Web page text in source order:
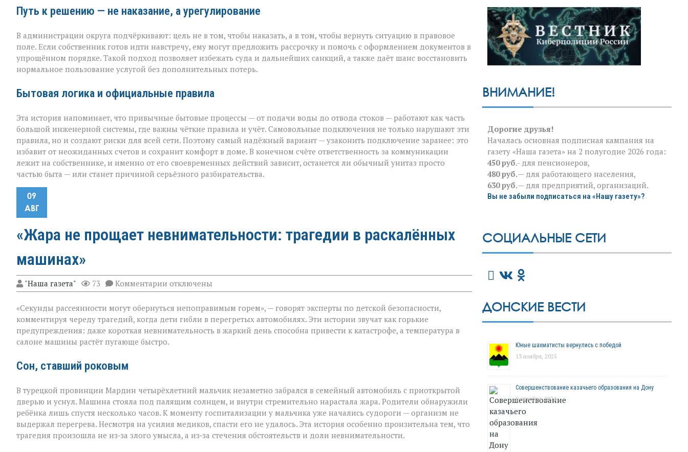
Путь к решению — не наказание, а урегулирование
В администрации округа подчёркивают: цель не в том, чтобы наказать, а в том, чтобы вернуть ситуацию в правовое
поле. Если собственник готов идти навстречу, ему могут предложить рассрочку и помочь с оформлением документов в
упрощённом порядке. Такой подход позволяет избежать суда и дальнейших санкций, а также даёт шанс восстановить
нормальное пользование услугой без дополнительных потерь.
Бытовая логика и официальные правила
Эта история напоминает, что привычные бытовые процессы — от подачи воды до отвода стоков — работают как часть
большой инженерной системы, где важны чёткие правила и учёт. Самовольные подключения не только нарушают эти
правила, но и создают риски для всей сети. Поэтому самый надёжный вариант — узаконить подключение заранее: это
избавит от неожиданных счетов и сохранит комфорт в доме. В конечном счёте ответственность за коммуникации
лежит на собственнике, и именно от его своевременных действий зависит, останется ли обычный унитаз просто
частью быта — или станет причиной серьёзного разбирательства.
09
АВГ
«Жара не прощает невнимательности: трагедии в раскалённых
машинах»
"Наша газета" 73 Комментарии к
записи
не
прощает
невнимательности:
трагедии
в
отключены
«Секунды рассеянности могут обернуться непоправимым горем», — говорят эксперты по детской безопасности,
комментируя череду трагедий, когда дети гибли в перегретых автомобилях. Эти истории звучат как горькие
предупреждения: даже короткая невнимательность в жаркий день способна привести к катастрофе, а температура в
салоне машины растёт пугающе быстро.
Сон, ставший роковым
В турецкой провинции Мардин четырёхлетний мальчик незаметно забрался в семейный автомобиль с приоткрытой
дверью и уснул. Машина стояла под палящим солнцем, и внутри стремительно нарастала жара. Родители обнаружили
ребёнка лишь спустя несколько часов. К моменту госпитализации у мальчика уже начались судороги — организм не
выдержал перегрева. Несмотря на усилия медиков, спасти его не удалось. Эта история особенно пронзительна тем, что
трагедия произошла не из‑за злого умысла, а из‑за стечения обстоятельств и доли невнимательности.
ВНИМАНИЕ!
Дорогие друзья!
Началась основная подписная кампания на
газету «Наша газета» на 2 полугодие 2026 года:
450 руб.- для пенсионеров,
480 руб.— для работающего населения,
630 руб.— для предприятий, организаций.
Вы не забыли подписаться на «Нашу газету»?
СОЦИАЛЬНЫЕ СЕТИ
ДОНСКИЕ ВЕСТИ
Юные шахматисты вернулись с победой
13 ноября, 2025
Совершенствование казачьего образования на Дону
9 октября, 2024